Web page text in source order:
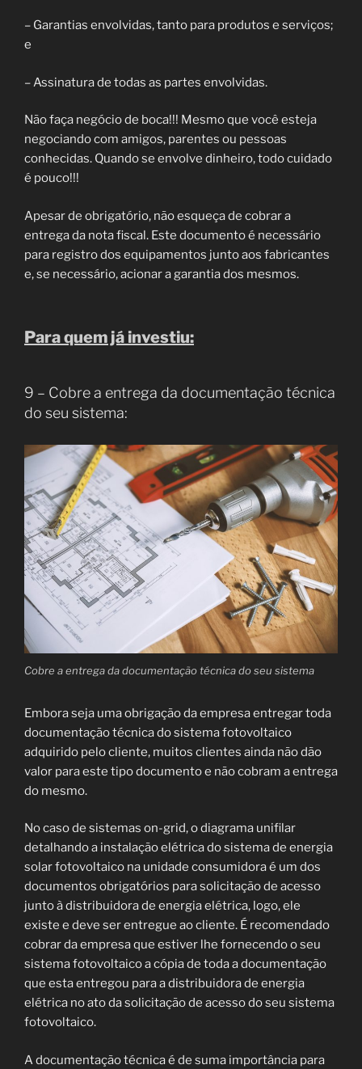
– Garantias envolvidas, tanto para produtos e serviços;
e
– Assinatura de todas as partes envolvidas.
Não faça negócio de boca!!! Mesmo que você esteja
negociando com amigos, parentes ou pessoas
conhecidas. Quando se envolve dinheiro, todo cuidado
é pouco!!!
Apesar de obrigatório, não esqueça de cobrar a
entrega da nota fiscal. Este documento é necessário
para registro dos equipamentos junto aos fabricantes
e, se necessário, acionar a garantia dos mesmos.
Para quem já investiu:
9 – Cobre a entrega da documentação técnica
do seu sistema:
Cobre a entrega da documentação técnica do seu sistema
Embora seja uma obrigação da empresa entregar toda
documentação técnica do sistema fotovoltaico
adquirido pelo cliente, muitos clientes ainda não dão
valor para este tipo documento e não cobram a entrega
do mesmo.
No caso de sistemas on-grid, o diagrama unifilar
detalhando a instalação elétrica do sistema de energia
solar fotovoltaico na unidade consumidora é um dos
documentos obrigatórios para solicitação de acesso
junto à distribuidora de energia elétrica, logo, ele
existe e deve ser entregue ao cliente. É recomendado
cobrar da empresa que estiver lhe fornecendo o seu
sistema fotovoltaico a cópia de toda a documentação
que esta entregou para a distribuidora de energia
elétrica no ato da solicitação de acesso do seu sistema
fotovoltaico.
A documentação técnica é de suma importância para